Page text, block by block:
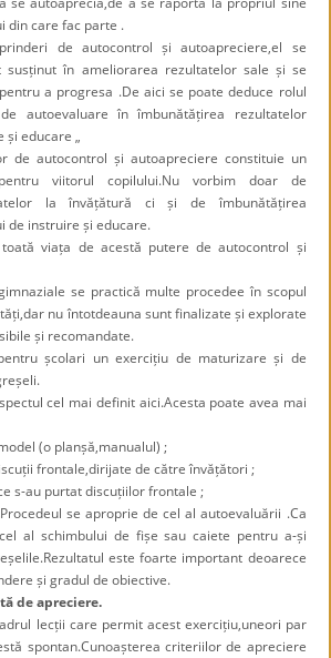
din care fac parte .
de autocontrol și autoapreciere,el se
susținut în ameliorarea rezultatelor sale și se
a progresa .De aici se poate deduce rolul
autoevaluare în îmbunătățirea rezultatelor
și educare „
de autocontrol și autoapreciere constituie un
viitorul copilului.Nu vorbim doar de
la învățătură ci și de îmbunătățirea
de instruire și educare.
viața de acestă putere de autocontrol și
se practică multe procedee în scopul
nu întotdeauna sunt finalizate și explorate
și recomandate.
școlari un exercițiu de maturizare și de
cel mai definit aici.Acesta poate avea mai
(o planșă,manualul) ;
frontale,dirijate de către învățători ;
s-au purtat discuțiilor frontale ;
Procedeul se aproprie de cel al autoevaluării .Ca
al schimbului de fișe sau caiete pentru a-și
este foarte important deoarece
și gradul de obiective.
de apreciere.
lecții care permit acest exercițiu,uneori par
spontan.Cunoașterea criteriilor de apreciere